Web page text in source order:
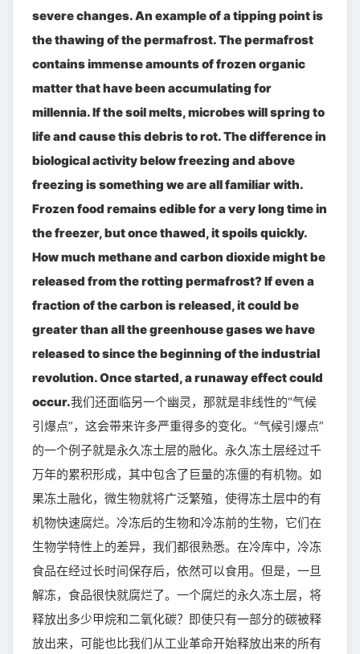
severe changes. An example of a tipping point is
the thawing of the permafrost. The permafrost
contains immense amounts of frozen organic
matter that have been accumulating for
millennia. If the soil melts, microbes will spring to
life and cause this debris to rot. The difference in
biological activity below freezing and above
freezing is something we are all familiar with.
Frozen food remains edible for a very long time in
the freezer, but once thawed, it spoils quickly.
How much methane and carbon dioxide might be
released from the rotting permafrost? If even a
fraction of the carbon is released, it could be
greater than all the greenhouse gases we have
released to since the beginning of the industrial
revolution. Once started, a runaway effect could
occur.我们还面临另一个幽灵，那就是非线性的“气候
引爆点”，这会带来许多严重得多的变化。“气候引爆点”
的一个例子就是永久冻土层的融化。永久冻土层经过千
万年的累积形成，其中包含了巨量的冻僵的有机物。如
果冻土融化，微生物就将广泛繁殖，使得冻土层中的有
机物快速腐烂。冷冻后的生物和冷冻前的生物，它们在
生物学特性上的差异，我们都很熟悉。在冷库中，冷冻
食品在经过长时间保存后，依然可以食用。但是，一旦
解冻，食品很快就腐烂了。一个腐烂的永久冻土层，将
释放出多少甲烷和二氧化碳？即使只有一部分的碳被释
放出来，可能也比我们从工业革命开始释放出来的所有